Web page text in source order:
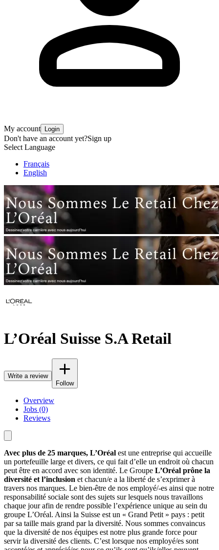
My account Login
Don't have an account yet?Sign up
Select Language
Français
English
L’Oréal Suisse S.A Retail
Write a review
Follow
Overview
Jobs (0)
Reviews
Avec plus de 25 marques, L’Oréal est une entreprise qui accueille
un portefeuille large et divers, ce qui fait d’elle un endroit où chacun
peut être en accord avec son identité. Le Groupe L’Oréal prône la
diversité et l’inclusion et chacun/e a la liberté de s’exprimer à
travers nos marques. Le bien-être de nos employé/-es ainsi que notre
responsabilité sociale sont des sujets sur lesquels nous travaillons
chaque jour afin de rendre possible l’expérience unique au sein du
groupe L’Oréal. Ainsi la Suisse est un « Grand Petit » pays : petit
par sa taille mais grand par la diversité. Nous sommes convaincus
que la diversité de nos équipes est notre plus grande force pour
servir la diversité des clients. C’est lorsque nos employé/es sont